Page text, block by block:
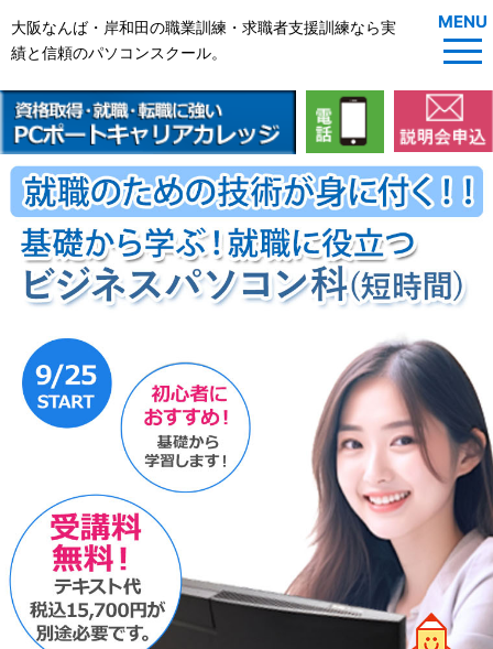
大阪なんば・岸和田の職業訓練・求職者支援訓練なら実
績と信頼のパソコンスクール。
MENU